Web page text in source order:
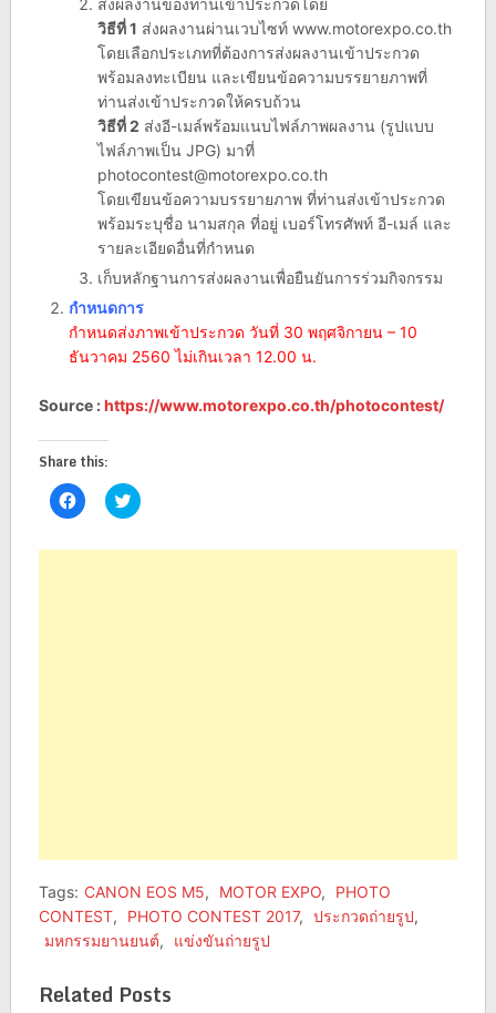
ส่งผลงานของท่านเข้าประกวดโดย
วิธีที่ 1 ส่งผลงานผ่านเวบไซท์ www.motorexpo.co.th
โดยเลือกประเภทที่ต้องการส่งผลงานเข้าประกวด
พร้อมลงทะเบียน และเขียนข้อความบรรยายภาพที่
ท่านส่งเข้าประกวดให้ครบถ้วน
วิธีที่ 2 ส่งอี-เมล์พร้อมแนบไฟล์ภาพผลงาน (รูปแบบ
ไฟล์ภาพเป็น JPG) มาที่
photocontest@motorexpo.co.th
โดยเขียนข้อความบรรยายภาพ ที่ท่านส่งเข้าประกวด
พร้อมระบุชื่อ นามสกุล ที่อยู่ เบอร์โทรศัพท์ อี-เมล์ และ
รายละเอียดอื่นที่กำหนด
เก็บหลักฐานการส่งผลงานเพื่อยืนยันการร่วมกิจกรรม
กำหนดการ
กำหนดส่งภาพเข้าประกวด วันที่ 30 พฤศจิกายน – 10
ธันวาคม 2560 ไม่เกินเวลา 12.00 น.
Source :https://www.motorexpo.co.th/photocontest/
Share this:
Click
to
Facebook
Click
to
Twitter
Tags: CANON EOS M5, MOTOR EXPO,
PHOTO
CONTEST, PHOTO CONTEST 2017, ประกวดถ่ายรูป,
มหกรรมยานยนต์, แข่งขันถ่ายรูป
Related Posts